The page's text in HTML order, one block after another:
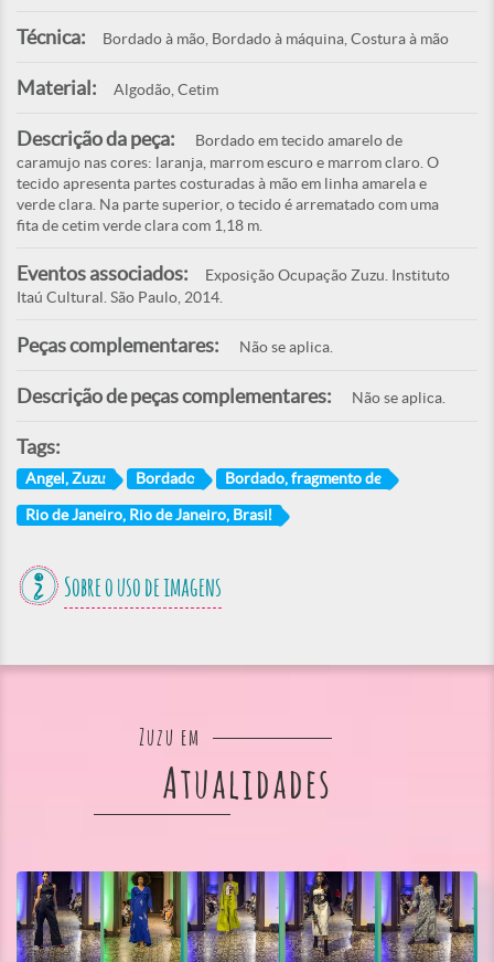
Técnica: Bordado à mão, Bordado à máquina, Costura à mão
Material: Algodão, Cetim
Descrição da peça:
Bordado em tecido amarelo de
caramujo nas cores: laranja, marrom escuro e marrom claro. O
tecido apresenta partes costuradas à mão em linha amarela e
verde clara. Na parte superior, o tecido é arrematado com uma
fita de cetim verde clara com 1,18 m.
Eventos associados:
Exposição Ocupação Zuzu. Instituto
Itaú Cultural. São Paulo, 2014.
Peças complementares: Não se aplica.
Descrição de peças complementares: Não se aplica.
Tags:
Angel, Zuzu Bordado Bordado, fragmento de
Rio de Janeiro, Rio de Janeiro, Brasil
Sobre o uso de imagens
Zuzu em
Atualidades